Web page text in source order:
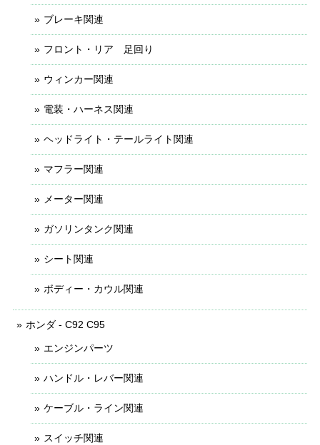
ブレーキ関連
フロント・リア 足回り
ウィンカー関連
電装・ハーネス関連
ヘッドライト・テールライト関連
マフラー関連
メーター関連
ガソリンタンク関連
シート関連
ボディー・カウル関連
ホンダ - C92 C95
エンジンパーツ
ハンドル・レバー関連
ケーブル・ライン関連
スイッチ関連